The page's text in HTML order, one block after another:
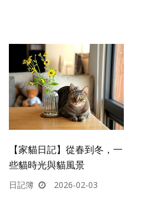
【家貓日記】從春到冬，一
些貓時光與貓風景
日記簿 2026-02-03